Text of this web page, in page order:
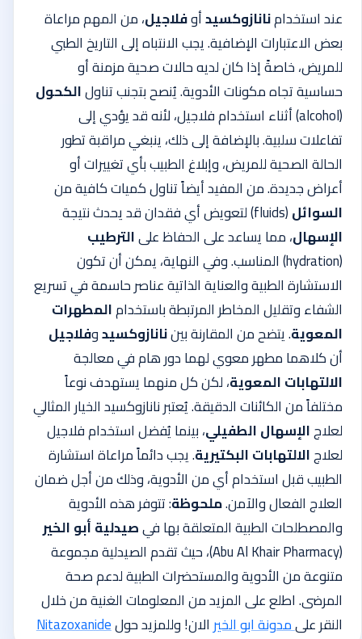
عند استخدامنانازوكسيدأوفلاجيل، من المهم مراعاة
بعض الاعتبارات الإضافية. يجب الانتباه إلى التاريخ الطبي
للمريض، خاصةً إذا كان لديه حالات صحية مزمنة أو
حساسية تجاه مكونات الأدوية. يُنصح بتجنب تناولالكحول
(alcohol) أثناء استخدام فلاجيل، لأنه قد يؤدي إلى
تفاعلات سلبية. بالإضافة إلى ذلك، ينبغي مراقبة تطور
الحالة الصحية للمريض، وإبلاغ الطبيب بأي تغييرات أو
أعراض جديدة.من المفيد أيضاً تناول كميات كافية من
السوائل(fluids) لتعويض أي فقدان قد يحدث نتيجة
الإسهال، مما يساعد على الحفاظ علىالترطيب
(hydration) المناسب. وفي النهاية، يمكن أن تكون
الاستشارة الطبية والعناية الذاتية عناصر حاسمة في تسريع
الشفاء وتقليل المخاطر المرتبطة باستخدامالمطهرات
المعوية.يتضح من المقارنة بيننانازوكسيدوفلاجيل
أن كلاهما مطهر معوي لهما دور هام في معالجة
الالتهابات المعوية، لكن كل منهما يستهدف نوعاً
مختلفاً من الكائنات الدقيقة. يُعتبر نانازوكسيد الخيار المثالي
لعلاجالإسهال الطفيلي، بينما يُفضل استخدام فلاجيل
لعلاجالالتهابات البكتيرية. يجب دائماً مراعاة استشارة
الطبيب قبل استخدام أي من الأدوية، وذلك من أجل ضمان
العلاج الفعال والآمن.ملحوظة: تتوفر هذه الأدوية
والمصطلحات الطبية المتعلقة بها فيصيدلية أبو الخير
(Abu Al Khair Pharmacy)، حيث تقدم الصيدلية مجموعة
متنوعة من الأدوية والمستحضرات الطبية لدعم صحة
المرضى.اطلع على المزيد من المعلومات الغنية من خلال
النقر علىمدونة ابو الخيرالان!وللمزيد حولNitazoxanide